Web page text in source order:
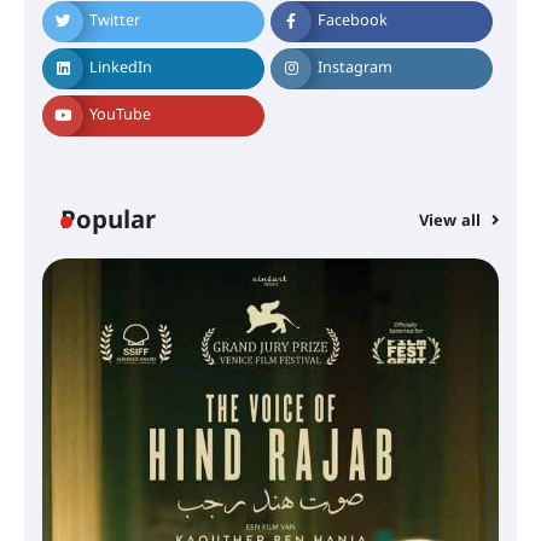
Twitter Facebook
LinkedIn Instagram
YouTube
Popular View all
സെന്റ് ജോസഫ്സ് കോളജ്
കോമേഴ്‌സ് അസോസിയേഷന്
തുടക്കമായി